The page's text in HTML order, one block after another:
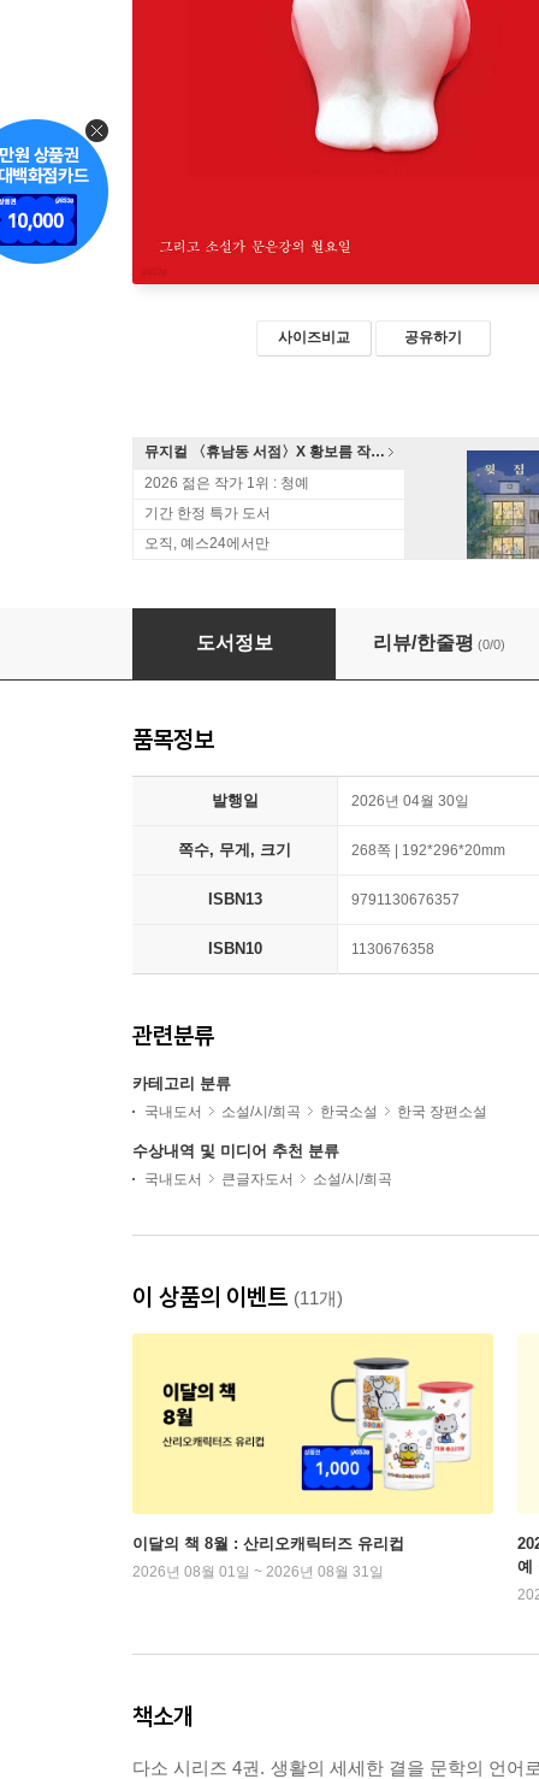
사이즈비교 공유하기
뮤지컬 〈휴남동 서점〉X 황보름 작가 북토크
2026 젊은 작가 1위 : 청예
기간 한정 특가 도서
오직, 예스24에서만
인간이란 좋겠네 (큰글자도서)
도서정보 리뷰/한줄평 (0/0)
품목정보
발행일 2026년 04월 30일
쪽수, 무게, 크기 268쪽 | 192*296*20mm
ISBN13 9791130676357
ISBN10 1130676358
관련분류
카테고리 분류
국내도서 소설/시/희곡 한국소설 한국 장편소설
수상내역 및 미디어 추천 분류
국내도서 큰글자도서 소설/시/희곡
이 상품의 이벤트 (11개)
이달의 책 8월 : 산리오캐릭터즈 유리컵
2026년 08월 01일 ~ 2026년 08월 31일
예
책소개
다소 시리즈 4권. 생활의 세세한 결을 문학의 언어